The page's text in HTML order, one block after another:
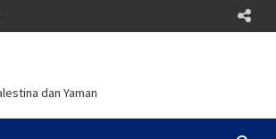
dan Yaman